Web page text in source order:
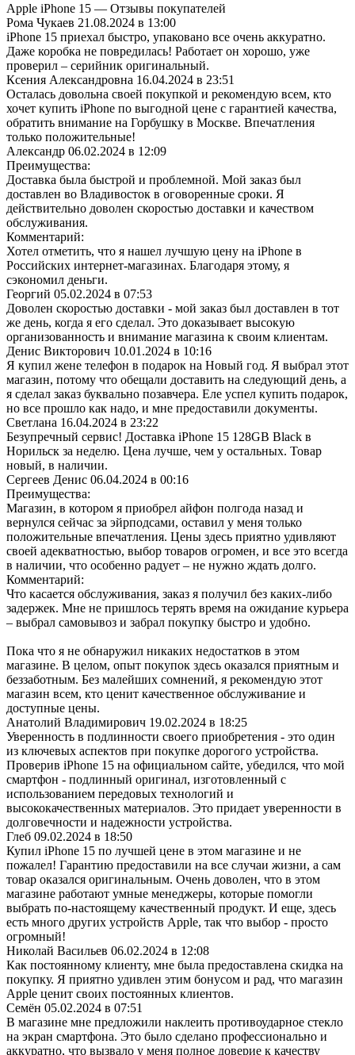
Apple iPhone 15 — Отзывы покупателей
Рома Чукаев 21.08.2024 в 13:00
iPhone 15 приехал быстро, упаковано все очень аккуратно.
Даже коробка не повредилась! Работает он хорошо, уже
проверил – серийник оригинальный.
Ксения Александровна 16.04.2024 в 23:51
Осталась довольна своей покупкой и рекомендую всем, кто
хочет купить iPhone по выгодной цене с гарантией качества,
обратить внимание на Горбушку в Москве. Впечатления
только положительные!
Александр 06.02.2024 в 12:09
Преимущества:
Доставка была быстрой и проблемной. Мой заказ был
доставлен во Владивосток в оговоренные сроки. Я
действительно доволен скоростью доставки и качеством
обслуживания.
Комментарий:
Хотел отметить, что я нашел лучшую цену на iPhone в
Российских интернет-магазинах. Благодаря этому, я
сэкономил деньги.
Георгий 05.02.2024 в 07:53
Доволен скоростью доставки - мой заказ был доставлен в тот
же день, когда я его сделал. Это доказывает высокую
организованность и внимание магазина к своим клиентам.
Денис Викторович 10.01.2024 в 10:16
Я купил жене телефон в подарок на Новый год. Я выбрал этот
магазин, потому что обещали доставить на следующий день, а
я сделал заказ буквально позавчера. Еле успел купить подарок,
но все прошло как надо, и мне предоставили документы.
Светлана 16.04.2024 в 23:22
Безупречный сервис! Доставка iPhone 15 128GB Black в
Норильск за неделю. Цена лучше, чем у остальных. Товар
новый, в наличии.
Сергеев Денис 06.04.2024 в 00:16
Преимущества:
Магазин, в котором я приобрел айфон полгода назад и
вернулся сейчас за эйрподсами, оставил у меня только
положительные впечатления. Цены здесь приятно удивляют
своей адекватностью, выбор товаров огромен, и все это всегда
в наличии, что особенно радует – не нужно ждать долго.
Комментарий:
Что касается обслуживания, заказ я получил без каких-либо
задержек. Мне не пришлось терять время на ожидание курьера
– выбрал самовывоз и забрал покупку быстро и удобно.
Пока что я не обнаружил никаких недостатков в этом
магазине. В целом, опыт покупок здесь оказался приятным и
беззаботным. Без малейших сомнений, я рекомендую этот
магазин всем, кто ценит качественное обслуживание и
доступные цены.
Анатолий Владимирович 19.02.2024 в 18:25
Уверенность в подлинности своего приобретения - это один
из ключевых аспектов при покупке дорогого устройства.
Проверив iPhone 15 на официальном сайте, убедился, что мой
смартфон - подлинный оригинал, изготовленный с
использованием передовых технологий и
высококачественных материалов. Это придает уверенности в
долговечности и надежности устройства.
Глеб 09.02.2024 в 18:50
Купил iPhone 15 по лучшей цене в этом магазине и не
пожалел! Гарантию предоставили на все случаи жизни, а сам
товар оказался оригинальным. Очень доволен, что в этом
магазине работают умные менеджеры, которые помогли
выбрать по-настоящему качественный продукт. И еще, здесь
есть много других устройств Apple, так что выбор - просто
огромный!
Николай Васильев 06.02.2024 в 12:08
Как постоянному клиенту, мне была предоставлена скидка на
покупку. Я приятно удивлен этим бонусом и рад, что магазин
Apple ценит своих постоянных клиентов.
Семён 05.02.2024 в 07:51
В магазине мне предложили наклеить противоударное стекло
на экран смартфона. Это было сделано профессионально и
аккуратно, что вызвало у меня полное доверие к качеству